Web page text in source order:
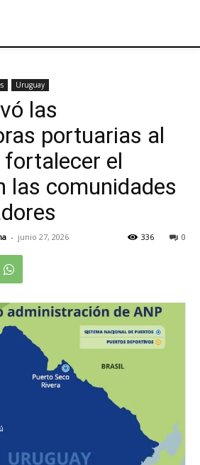
Uruguay
las
portuarias al
el
las comunidades
- junio 27, 2026 0
336